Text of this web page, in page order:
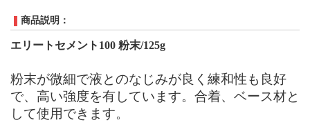
商品説明：
エリートセメント100 粉末/125g
粉末が微細で液とのなじみが良く練和性も良好
で、高い強度を有しています。合着、ベース材と
して使用できます。